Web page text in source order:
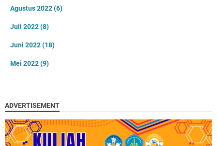
Agustus 2022(6)
Juli 2022(8)
Juni 2022(18)
Mei 2022(9)
ADVERTISEMENT